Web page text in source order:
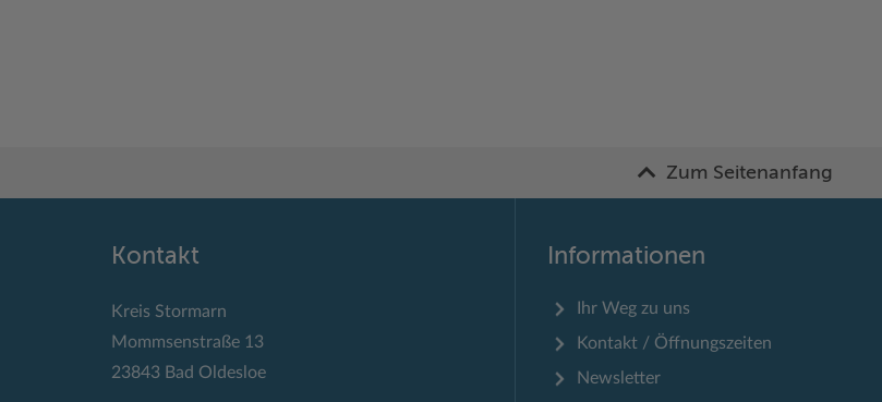
Zum Seitenanfang
Kontakt
Kreis Stormarn
Mommsenstraße 13
23843 Bad Oldesloe
Informationen
Ihr Weg zu uns
Kontakt / Öffnungszeiten
Newsletter